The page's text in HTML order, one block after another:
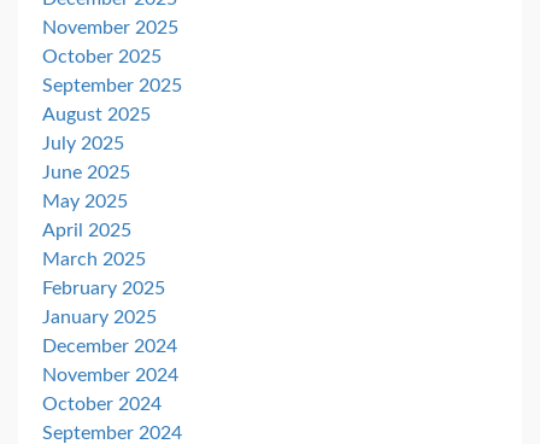
November 2025
October 2025
September 2025
August 2025
July 2025
June 2025
May 2025
April 2025
March 2025
February 2025
January 2025
December 2024
November 2024
October 2024
September 2024